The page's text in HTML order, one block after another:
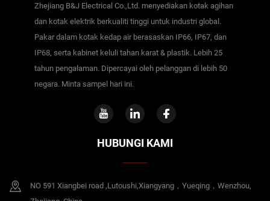
Zhejiang B&J Electrical Co.,Ltd. menyediakan kotak agihan
dan kotak elektrik berkualiti tinggi untuk industri global.
Pakar dalam kotak kedap air berasaskan IP66, IP67, dan
IP68, serta kabinet keluli tahan karat & plastik. Lebih 25
tahun pengalaman. Dipercayai oleh pelanggan di lebih 50
negara. Minta sampel hari ini.
HUBUNGI KAMI
NO 591 Xiangbei road ,Lutoushi,Xiangyang，Yueqing，Wenzhou,